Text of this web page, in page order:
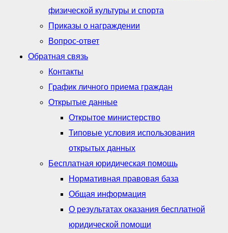
физической культуры и спорта
Приказы о награждении
Вопрос-ответ
Обратная связь
Контакты
График личного приема граждан
Открытые данные
Открытое министерство
Типовые условия использования
открытых данных
Бесплатная юридическая помощь
Нормативная правовая база
Общая информация
О результатах оказания бесплатной
юридической помощи